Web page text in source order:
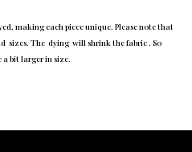
making each piece unique. Please note that
sizes. The dying will shrink the fabric . So
a bit larger in size.